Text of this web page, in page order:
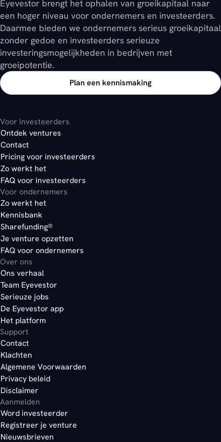
Kleine bedrijven kiezen vaker voor aandelen
Bedrijven met stabiele cashflow kiezen vaker voor
hier
hier
Eyevestor brengt het ophalen van groeikapitaal naar
een hoger niveau voor ondernemers en investeerders.
Daarmee bieden we ondernemers serieus groeikapitaal
zonder gedoe en investeerders serieuze
investeringsmogelijkheden in bedrijven met
groeipotentie.
Plan een kennismaking
Voor investeerders
Ontdek ventures
Contact
Pricing voor investeerders
Zo werkt het
FAQ voor investeerders
Voor ondernemers
Zo werkt het
Kennisbank
Sharefunding®
Je venture opzetten
FAQ voor ondernemers
Over ons
Ons verhaal
Team Eyevestor
Serieuze jobs
De Eyevestor app
Het platform
Support
Contact
Klachten
Algemene Voorwaarden
Privacy beleid
Disclaimer
Aanmelden
Word investeerder
Registreer je venture
Nieuwsbrieven